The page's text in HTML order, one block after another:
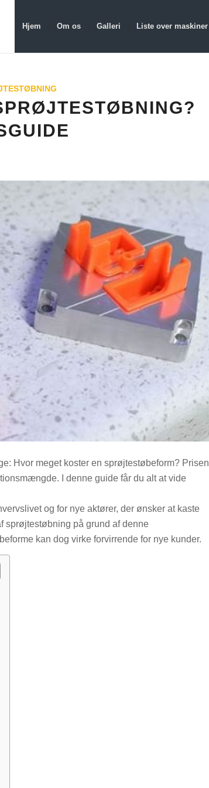
Hjem Om os Galleri Liste over maskiner
Hvor meget koster en sprøjtestøbeform? Prisen
I denne guide får du alt at vide
og for nye aktører, der ønsker at kaste
sprøjtestøbning på grund af denne
kan dog virke forvirrende for nye kunder.